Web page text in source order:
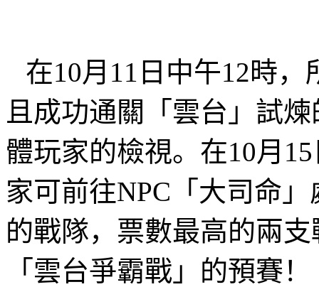
在10月 11 日中午12時，
且成功通關「雲台」試
體玩家的檢視。在10月 15
家可前往NPC 「大司命
的戰隊，票數最高的兩
「雲台爭霸戰」的預賽！